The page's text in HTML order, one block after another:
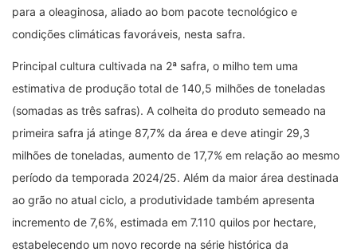
para a oleaginosa, aliado ao bom pacote tecnológico e
condições climáticas favoráveis, nesta safra.
Principal cultura cultivada na 2ª safra, o milho tem uma
estimativa de produção total de 140,5 milhões de toneladas
(somadas as três safras). A colheita do produto semeado na
primeira safra já atinge 87,7% da área e deve atingir 29,3
milhões de toneladas, aumento de 17,7% em relação ao mesmo
período da temporada 2024/25. Além da maior área destinada
ao grão no atual ciclo, a produtividade também apresenta
incremento de 7,6%, estimada em 7.110 quilos por hectare,
estabelecendo um novo recorde na série histórica da